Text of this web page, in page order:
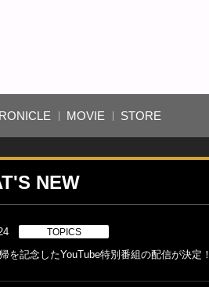
MOVIE STORE
NEW
TOPICS
を記念したYouTube特別番組の配信が決定！